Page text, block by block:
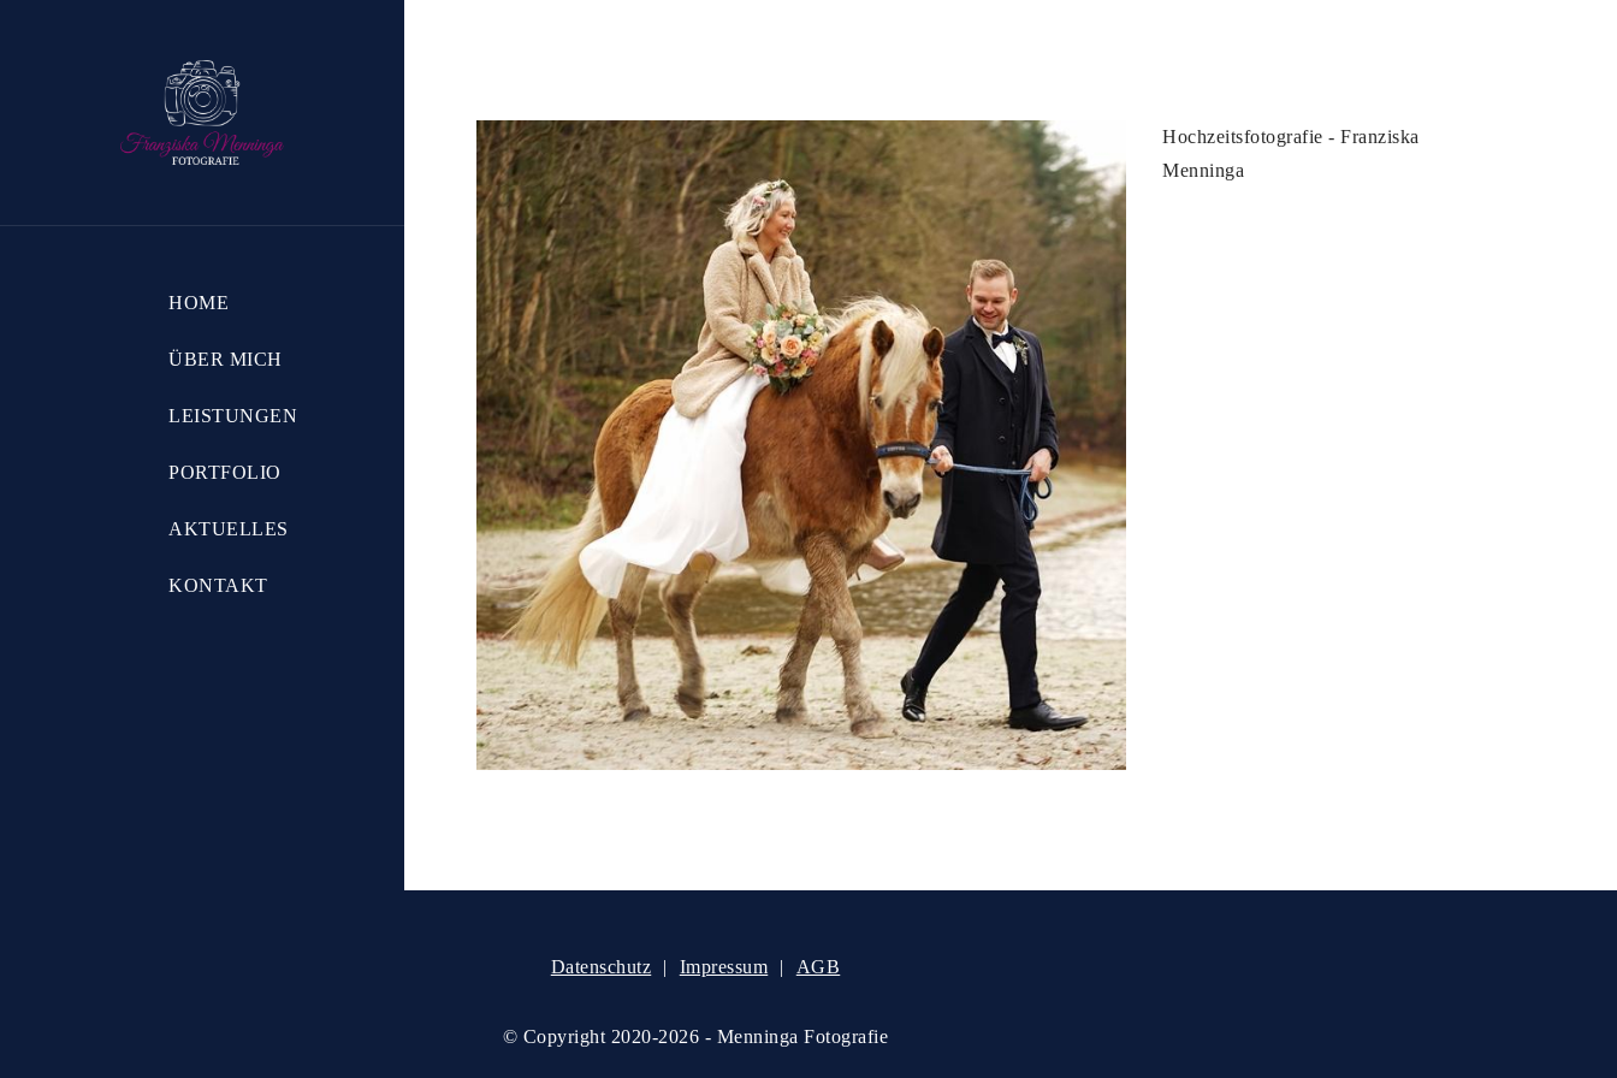
HOME
ÜBER MICH
LEISTUNGEN
PORTFOLIO
AKTUELLES
KONTAKT
Hochzeitsfotografie - Franziska
Menninga
Datenschutz Impressum AGB
© Copyright 2020-2026 - Menninga Fotografie